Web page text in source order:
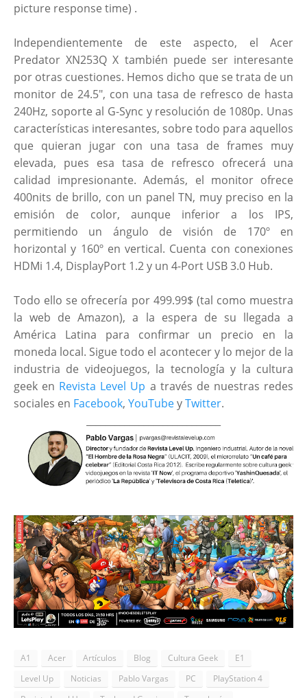
picture response time) .
Independientemente de este aspecto, el Acer
Predator XN253Q X también puede ser interesante
por otras cuestiones. Hemos dicho que se trata de un
monitor de 24.5″, con una tasa de refresco de hasta
240Hz, soporte al G-Sync y resolución de 1080p. Unas
características interesantes, sobre todo para aquellos
que quieran jugar con una tasa de frames muy
elevada, pues esa tasa de refresco ofrecerá una
calidad impresionante. Además, el monitor ofrece
400nits de brillo, con un panel TN, muy preciso en la
emisión de color, aunque inferior a los IPS,
permitiendo un ángulo de visión de 170º en
horizontal y 160º en vertical. Cuenta con conexiones
HDMi 1.4, DisplayPort 1.2 y un 4-Port USB 3.0 Hub.
Todo ello se ofrecería por 499.99$ (tal como muestra
la web de Amazon), a la espera de su llegada a
América Latina para confirmar un precio en la
moneda local. Sigue todo el acontecer y lo mejor de la
industria de videojuegos, la tecnología y la cultura
geek en Revista Level Up a través de nuestras redes
sociales en Facebook, YouTubeyTwitter.
A1 Acer Artículos Blog Cultura Geek
E1
Level Up
Noticias Pablo Vargas PC
PlayStation 4